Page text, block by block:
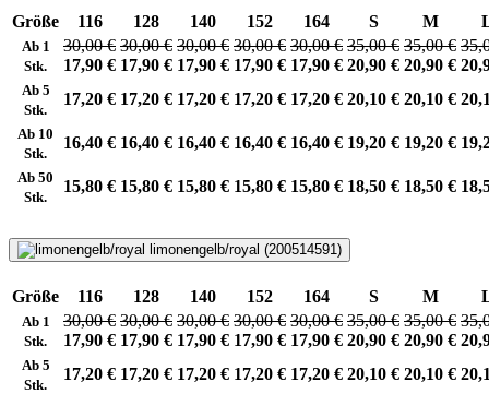
Größe 116 128 140 152 164 S M
Ab 1
Stk.
30,00 €
17,90 €
30,00 €
17,90 €
30,00 €
17,90 €
30,00 €
17,90 €
30,00 €
17,90 €
35,00 €
20,90 €
35,00 €
20,90 €
Ab 5
Stk.
17,20 € 17,20 € 17,20 € 17,20 € 17,20 € 20,10 € 20,10 €
Ab 10
Stk.
16,40 € 16,40 € 16,40 € 16,40 € 16,40 € 19,20 € 19,20 €
Ab 50
Stk.
15,80 € 15,80 € 15,80 € 15,80 € 15,80 € 18,50 € 18,50 €
limonengelb/royal (200514591)
Größe 116 128 140 152 164 S M
Ab 1
Stk.
30,00 €
17,90 €
30,00 €
17,90 €
30,00 €
17,90 €
30,00 €
17,90 €
30,00 €
17,90 €
35,00 €
20,90 €
35,00 €
20,90 €
Ab 5
Stk.
17,20 € 17,20 € 17,20 € 17,20 € 17,20 € 20,10 € 20,10 €